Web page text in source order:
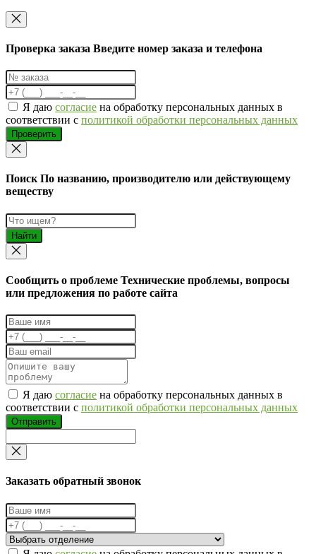
Проверка заказа Введите номер заказа и телефона
Я даю согласие на обработку персональных данных в
соответствии с политикой обработки персональных данных
Проверить
Поиск По названию, производителю или действующему
веществу
Найти
Cообщить о проблеме Технические проблемы, вопросы
или предложения по работе сайта
Я даю согласие на обработку персональных данных в
соответствии с политикой обработки персональных данных
Отправить
Заказать обратный звонок